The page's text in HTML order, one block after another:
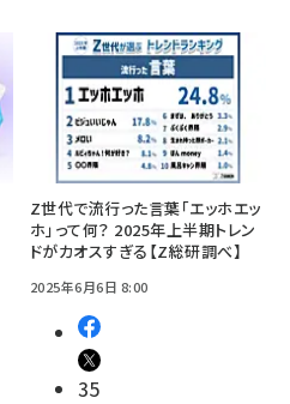
Z世代で流行った言葉「エッホエッ
ホ」って何？ 2025年上半期トレン
ドがカオスすぎる【Z総研調べ】
2025年6月6日 8:00
35